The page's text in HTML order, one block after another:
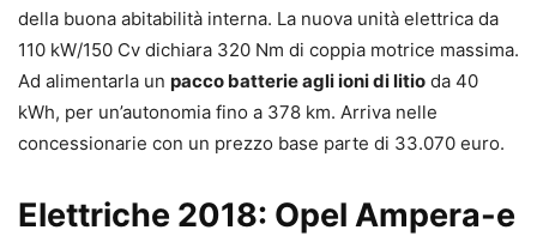
della buona abitabilità interna. La nuova unità elettrica da
110 kW/150 Cv dichiara 320 Nm di coppia motrice massima.
Ad alimentarla un pacco batterie agli ioni di litio da 40
kWh, per un’autonomia fino a 378 km. Arriva nelle
concessionarie con un prezzo base parte di 33.070 euro.
Elettriche 2018: Opel Ampera-e